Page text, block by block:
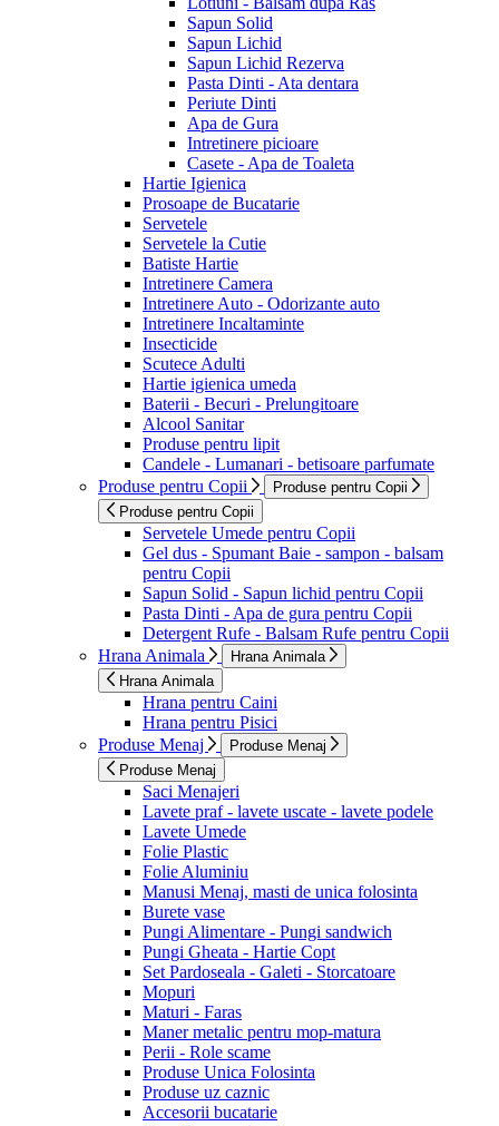
Sapun Solid
Sapun Lichid
Sapun Lichid Rezerva
Pasta Dinti - Ata dentara
Periute Dinti
Apa de Gura
Intretinere picioare
Casete - Apa de Toaleta
Hartie Igienica
Prosoape de Bucatarie
Servetele
Servetele la Cutie
Batiste Hartie
Intretinere Camera
Intretinere Auto - Odorizante auto
Intretinere Incaltaminte
Insecticide
Scutece Adulti
Hartie igienica umeda
Baterii - Becuri - Prelungitoare
Alcool Sanitar
Produse pentru lipit
Candele - Lumanari - betisoare parfumate
Produse pentru Copii
Produse pentru Copii
Produse pentru Copii
Servetele Umede pentru Copii
Gel dus - Spumant Baie - sampon - balsam
pentru Copii
Sapun Solid - Sapun lichid pentru Copii
Pasta Dinti - Apa de gura pentru Copii
Detergent Rufe - Balsam Rufe pentru Copii
Hrana Animala
Hrana Animala
Hrana Animala
Hrana pentru Caini
Hrana pentru Pisici
Produse Menaj
Produse Menaj
Produse Menaj
Saci Menajeri
Lavete praf - lavete uscate - lavete podele
Lavete Umede
Folie Plastic
Folie Aluminiu
Manusi Menaj, masti de unica folosinta
Burete vase
Pungi Alimentare - Pungi sandwich
Pungi Gheata - Hartie Copt
Set Pardoseala - Galeti - Storcatoare
Mopuri
Maturi - Faras
Maner metalic pentru mop-matura
Perii - Role scame
Produse Unica Folosinta
Produse uz caznic
Accesorii bucatarie